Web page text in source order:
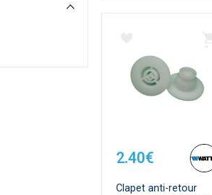
2.40€
Clapet anti-retour